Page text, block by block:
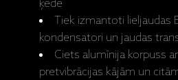
ķēde
Tiek izmantoti lieljaudas
kondensatori un jaudas
Ciets alumīnija korpuss
pretvibrācijas kājām un